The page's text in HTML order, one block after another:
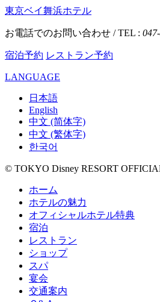
東京ベイ舞浜ホテル
お電話でのお問い合わせ / TEL :
宿泊予約 レストラン予約
LANGUAGE
日本語
English
中文 (简体字)
中文 (繁体字)
한국어
© TOKYO Disney RESORT
ホーム
ホテルの魅力
オフィシャルホテル特典
宿泊
レストラン
ショップ
スパ
宴会
交通案内